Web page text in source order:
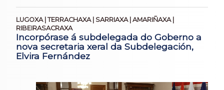
LUGOXA | TERRACHAXA | SARRIAXA | AMARIÑAXA |
RIBEIRASACRAXA
Incorpórase á subdelegada do Goberno a
nova secretaria xeral da Subdelegación,
Elvira Fernández